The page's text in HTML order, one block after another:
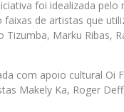
foi idealizada
de artistas que
Marku Ribas,
com apoio cultural Oi
Makely Ka, Roger